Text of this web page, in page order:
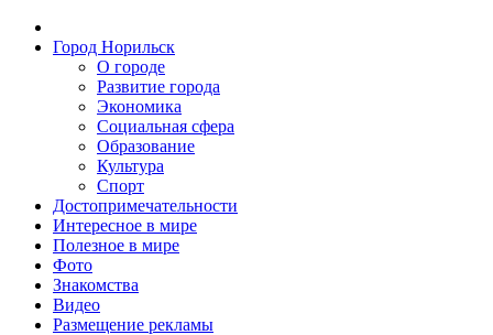
Город Норильск
О городе
Развитие города
Экономика
Социальная сфера
Образование
Культура
Спорт
Достопримечательности
Интересное в мире
Полезное в мире
Фото
Знакомства
Видео
Размещение рекламы